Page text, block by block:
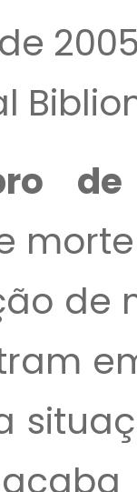
de